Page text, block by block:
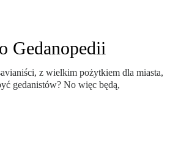
Gedanopedii
z wielkim pożytkiem dla miasta,
gedanistów? No więc będą,